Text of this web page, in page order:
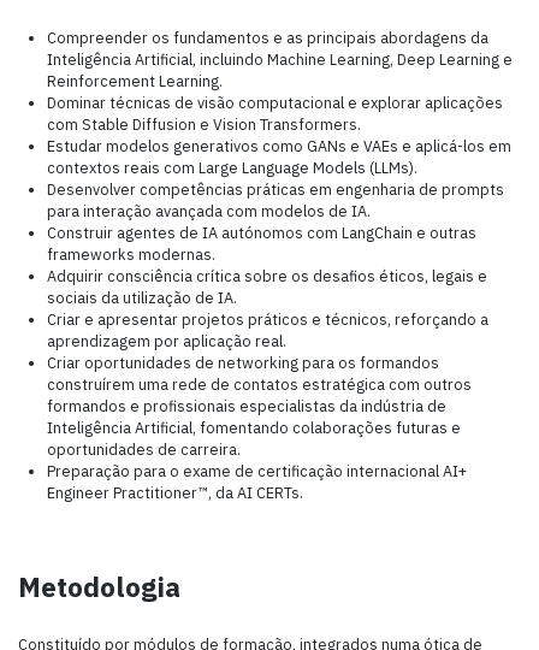
Compreender os fundamentos e as principais abordagens da
Inteligência Artificial, incluindo Machine Learning, Deep Learning e
Reinforcement Learning.
Dominar técnicas de visão computacional e explorar aplicações
com Stable Diffusion e Vision Transformers.
Estudar modelos generativos como GANs e VAEs e aplicá-los em
contextos reais com Large Language Models (LLMs).
Desenvolver competências práticas em engenharia de prompts
para interação avançada com modelos de IA.
Construir agentes de IA autónomos com LangChain e outras
frameworks modernas.
Adquirir consciência crítica sobre os desafios éticos, legais e
sociais da utilização de IA.
Criar e apresentar projetos práticos e técnicos, reforçando a
aprendizagem por aplicação real.
Criar oportunidades de networking para os formandos
construírem uma rede de contatos estratégica com outros
formandos e profissionais especialistas da indústria de
Inteligência Artificial, fomentando colaborações futuras e
oportunidades de carreira.
Preparação para o exame de certificação internacional AI+
Engineer Practitioner™, da AI CERTs.
Metodologia
Constituído por módulos de formação, integrados numa ótica de